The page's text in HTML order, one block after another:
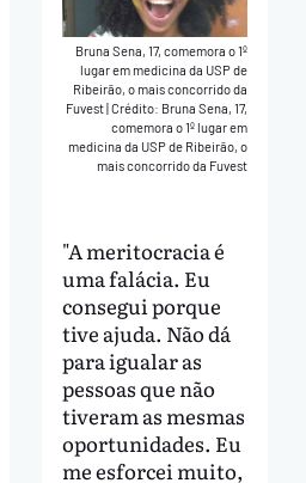
Bruna Sena, 17, comemora o 1º
lugar em medicina da USP de
Ribeirão, o mais concorrido da
Fuvest Crédito: Bruna Sena, 17,
comemora o 1º lugar em
medicina da USP de Ribeirão, o
mais concorrido da Fuvest
"A meritocracia é
uma falácia. Eu
consegui porque
tive ajuda. Não dá
para igualar as
pessoas que não
tiveram as mesmas
oportunidades. Eu
me esforcei muito,